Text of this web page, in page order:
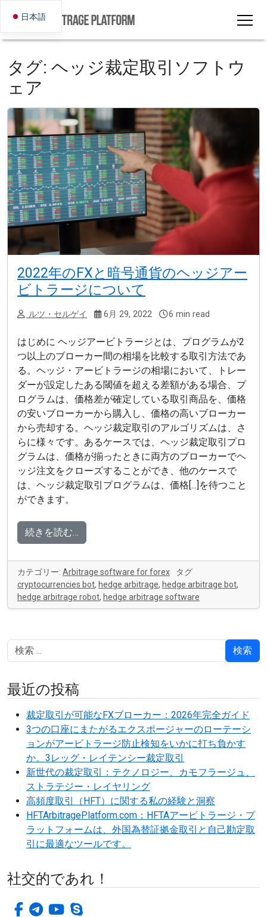
タグ: ヘッジ裁定取引ソフトウ
ェア
2022年のFXと暗号通貨のヘッジアー
ビトラージについて
ルツ・セルゲイ 6月 29, 2022 6 min read
はじめに ヘッジアービトラージとは、プログラムが2
つ以上のブローカー間の相場を比較する取引方法であ
る。ヘッジ・アービトラージの相場において、トレー
ダーが設定したある閾値を超える差額がある場合、プ
ログラムは、価格差が確定している取引商品を、価格
の安いブローカーから購入し、価格の高いブローカー
から売却する。ヘッジ裁定取引のアルゴリズムは、さ
らに様々です。あるケースでは、ヘッジ裁定取引プロ
グラムは、価格が揃ったときに両方のブローカーでヘ
ッジ注文をクローズすることができ、他のケースで
は、ヘッジ裁定取引プログラムは、価格[...]を待つこと
ができます。
続きを読む…
カテゴリー: Arbitrage software for forex
タグ
cryptocurrencies bot, hedge arbitrage, hedge arbitrage bot,
hedge arbitrage robot, hedge arbitrage software
検索
最近の投稿
裁定取引が可能なFXブローカー：2026年完全ガイド
3つの口座にまたがるエクスポージャーのローテーシ
ョンがアービトラージ防止検知をいかに打ち負かす
か。3レッグ・レイテンシー裁定取引
新世代の裁定取引：テクノロジー、カモフラージュ、
ストラテジー・レイヤリング
高頻度取引（HFT）に関する私の経験と洞察
HFTArbitragePlatform.com：HFTAアービトラージ・プ
ラットフォームは、外国為替証拠金取引と自己勘定取
引に最適なツールです。
社交的であれ！
フェイスブック
電報 ユーチューブ
スカイプ
日本語